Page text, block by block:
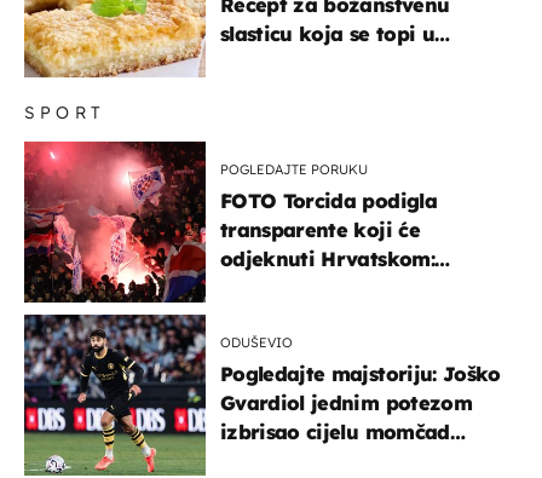
SPORT
POGLEDAJTE PORUKU
FOTO Torcida podigla
transparente koji će
odjeknuti Hrvatskom:
ODUŠEVIO
Pogledajte majstoriju: Joško
Gvardiol jednim potezom
izbrisao cijelu momčad
slasticu koja se topi u